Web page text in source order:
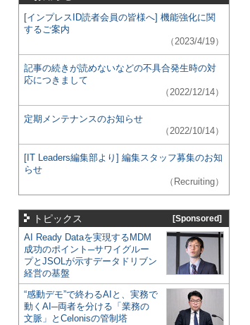
[インプレスID読者会員の皆様へ] 機能強化に関
するご案内
（2023/4/19）
記事の続きが読めないなどの不具合発生時の対
応につきまして
（2022/12/14）
定期メンテナンスのお知らせ
（2022/10/14）
[IT Leaders編集部より] 編集スタッフ募集のお知
らせ
（Recruiting）
トピックス [Sponsored]
AI Ready Dataを実現するMDM
成功のポイント─サワイグルー
プとJSOLが示すデータドリブン
経営の基盤
“感動デモ”で終わるAIと、実務で
動くAI─両者を分ける「業務の
文脈」とCelonisの管制塔